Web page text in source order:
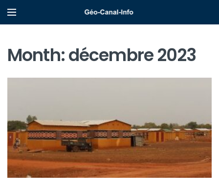
Month:décembre 2023